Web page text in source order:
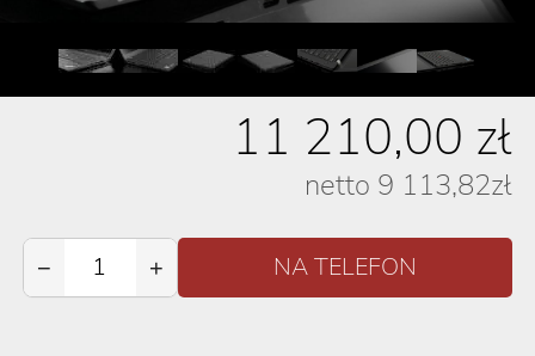
11 210,00 zł
netto 9 113,82zł
− +